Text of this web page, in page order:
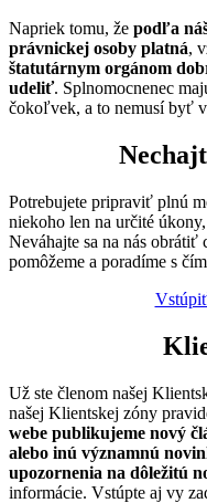
Napriek tomu, že podľa
právnickej osoby platná,
štatutárnym orgánom
udeliť. Splnomocnenec
čokoľvek, a to nemusí byť
Potrebujete pripraviť plnú
niekoho len na určité
Neváhajte sa na nás
pomôžeme a poradíme s
Už ste členom našej
našej Klientskej zóny
webe publikujeme nový
alebo inú významnú
upozornenia na dôležitú
informácie. Vstúpte aj vy